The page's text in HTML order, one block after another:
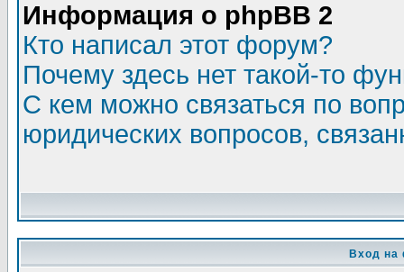
Информация о phpBB 2
Кто написал этот форум?
Почему здесь нет такой-то
С кем можно связаться по
юридических вопросов,
Вход на